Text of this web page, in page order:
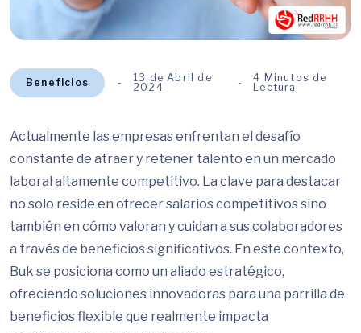
Beneficios
13 de Abril de
2024
4 Minutos de
Lectura
Actualmente las empresas enfrentan el desafío
constante de atraer y retener talento en un mercado
laboral altamente competitivo. La clave para destacar
no solo reside en ofrecer salarios competitivos sino
también en cómo valoran y cuidan a sus colaboradores
a través de beneficios significativos. En este contexto,
Buk se posiciona como un aliado estratégico,
ofreciendo soluciones innovadoras para una parrilla de
beneficios flexible que realmente impacta